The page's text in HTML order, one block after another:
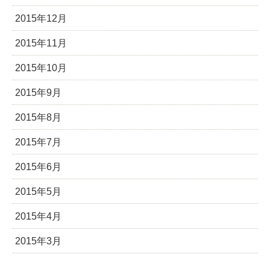
2015年12月
2015年11月
2015年10月
2015年9月
2015年8月
2015年7月
2015年6月
2015年5月
2015年4月
2015年3月